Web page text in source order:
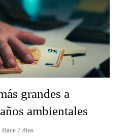
grandes a
ambientales
Hace 7 días